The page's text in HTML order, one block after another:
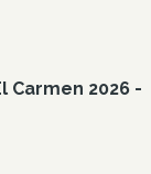
Carmen 2026 -